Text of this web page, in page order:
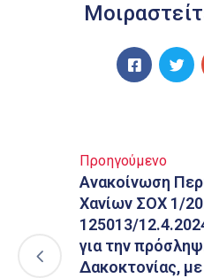
Προηγούμενο
Ανακοίνωση
Χανίων ΣΟΧ 1/
125013/
για την
Δακοκτονίας,